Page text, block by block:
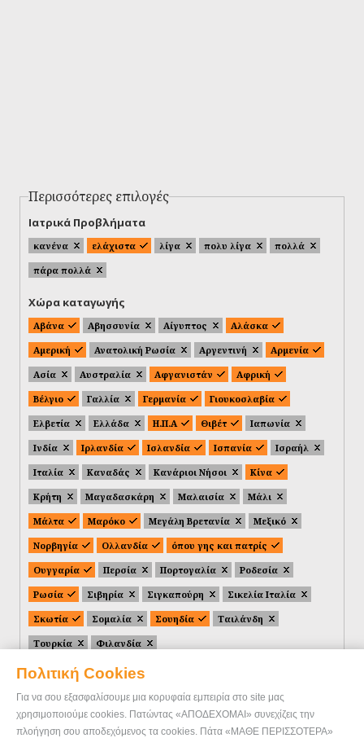
Πολιτική Cookies
Για να σου εξασφαλίσουμε μια κορυφαία εμπειρία στο site μας
χρησιμοποιούμε cookies. Πατώντας «ΑΠΟΔΕΧΟΜΑΙ» συνεχίζεις την
πλοήγηση σου αποδεχόμενος τα cookies. Πάτα «ΜΑΘΕ ΠΕΡΙΣΣΟΤΕΡΑ»
Περισσότερες επιλογές
Ιατρικά Προβλήματα
κανένα ελάχιστα λίγα πολυ λίγα
πολλά
πάρα πολλά
Χώρα καταγωγής
Αβάνα Αβησσυνία Αίγυπτος
Αλάσκα
Αμερική
Ανατολική Ρωσία Αργεντινή
Αρμενία
Ασία
Αυστραλία Αφγανιστάν
Αφρική
Βέλγιο
Γαλλία Γερμανία
Γιουκοσλαβία
Ελβετία
Ελλάδα Η.Π.Α Θιβέτ
Ιαπωνία
Ινδία
Ιρλανδία Ισλανδία Ισπανία
Ισραήλ
Ιταλία
Καναδάς Κανάριοι Νήσοι
Κίνα
Κρήτη
Μαγαδασκάρη Μαλαισία
Μάλι
Μάλτα
Μαρόκο Μεγάλη Βρετανία
Μεξικό
Νορβηγία
Ολλανδία
όπου γης και πατρίς
Ουγγαρία
Περσία Πορτογαλία
Ροδεσία
Ρωσία
Σιβηρία Σιγκαπούρη
Σικελία Ιταλία
Σκωτία
Σομαλία Σουηδία
Ταιλάνδη
Τουρκία
Φιλανδία